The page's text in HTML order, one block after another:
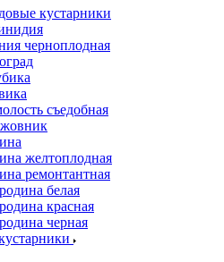
кустарники
черноплодная
съедобная
желтоплодная
ремонтантная
белая
красная
черная